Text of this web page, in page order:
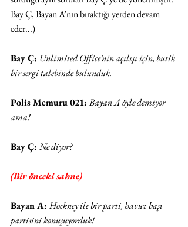
Bay Ç, Bayan A’nın bıraktığı yerden devam
eder...)
Bay Ç: Unlimited Office’nin açılışı için, butik
bir sergi talebinde bulunduk.
Polis Memuru 021: Bayan A öyle demiyor
ama!
Bay Ç: Ne diyor?
(Bir önceki sahne)
Bayan A: Hockney ile bir parti, havuz başı
partisini konuşuyorduk!